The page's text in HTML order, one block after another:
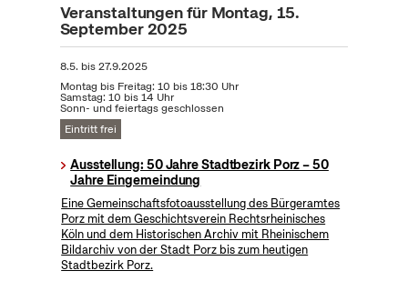
Veranstaltungen für Montag, 15.
September 2025
8.5. bis27.9.2025
Montag bis Freitag: 10 bis 18:30 Uhr
Samstag: 10 bis 14 Uhr
Sonn- und feiertags geschlossen
Eintritt frei
Ausstellung: 50 Jahre Stadtbezirk Porz – 50
Jahre Eingemeindung
Eine Gemeinschaftsfotoausstellung des Bürgeramtes
Porz mit dem Geschichtsverein Rechtsrheinisches
Köln und dem Historischen Archiv mit Rheinischem
Bildarchiv von der Stadt Porz bis zum heutigen
Stadtbezirk Porz.